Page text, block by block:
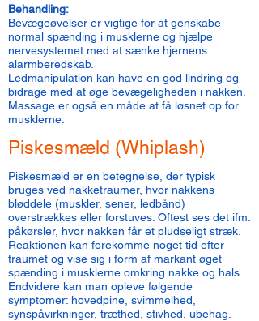
Behandling:
Bevægeøvelser er vigtige for at genskabe
normal spænding i musklerne og hjælpe
nervesystemet med at sænke hjernens
alarmberedskab.
Ledmanipulation kan have en god lindring og
bidrage med at øge bevægeligheden i nakken.
Massage er også en måde at få løsnet op for
musklerne.
Piskesmæld (Whiplash)
Piskesmæld er en betegnelse, der typisk
bruges ved nakketraumer, hvor nakkens
bløddele (muskler, sener, ledbånd)
overstrækkes eller forstuves. Oftest ses det ifm.
påkørsler, hvor nakken får et pludseligt stræk.
Reaktionen kan forekomme noget tid efter
traumet og vise sig i form af markant øget
spænding i musklerne omkring nakke og hals.
Endvidere kan man opleve følgende
symptomer: hovedpine, svimmelhed,
synspåvirkninger, træthed, stivhed, ubehag.